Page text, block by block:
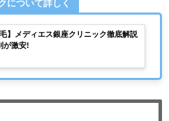
について詳しく
毛】メディエス銀座クリニック徹底解説
が激安!